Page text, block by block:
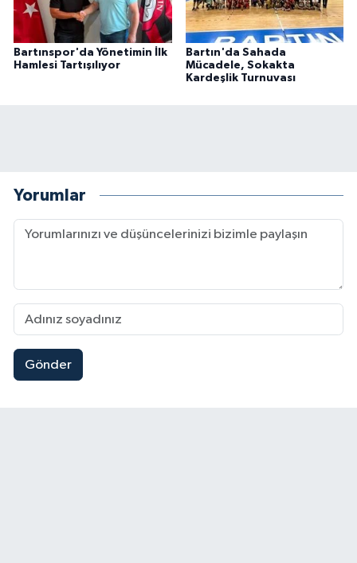
Bartınspor'da Yönetimin İlk
Hamlesi Tartışılıyor
Bartın'da Sahada
Mücadele, Sokakta
Kardeşlik Turnuvası
Yorumlar
Gönder